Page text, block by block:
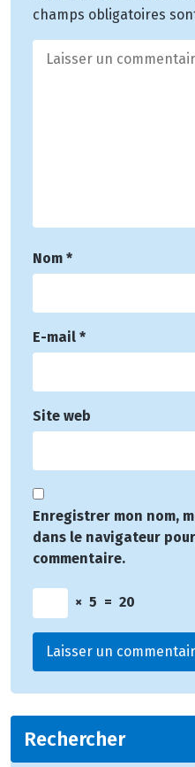
champs obligatoires
Nom *
E-mail *
Site web
Enregistrer mon nom,
dans le navigateur
commentaire.
× 5 = 20
Rechercher